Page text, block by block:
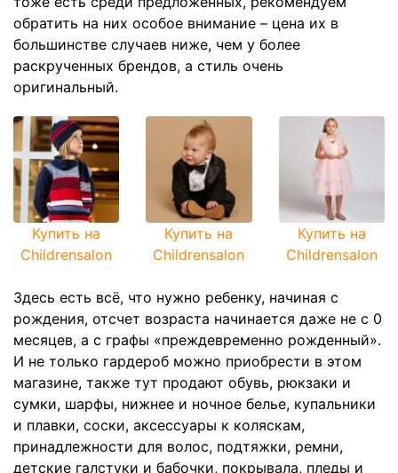
обратить на них особое внимание – цена их в
большинстве случаев ниже, чем у более
раскрученных брендов, а стиль очень
оригинальный.
Купить на
Childrensalon
Купить на
Childrensalon
Купить на
Childrensalon
Здесь есть всё, что нужно ребенку, начиная с
рождения, отсчет возраста начинается даже не с 0
месяцев, а с графы «преждевременно рожденный».
И не только гардероб можно приобрести в этом
магазине, также тут продают обувь, рюкзаки и
сумки, шарфы, нижнее и ночное белье, купальники
и плавки, соски, аксессуары к коляскам,
принадлежности для волос, подтяжки, ремни,
детские галстуки и бабочки, покрывала, пледы и